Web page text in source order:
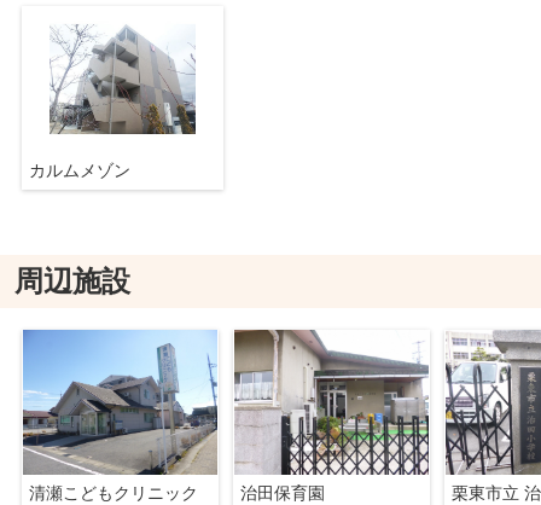
カルムメゾン
周辺施設
清瀬こどもクリニック
治田保育園
栗東市立